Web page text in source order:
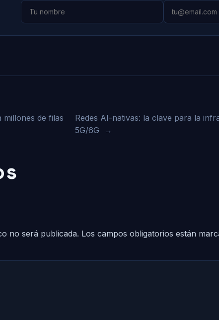
millones de filas
Redes AI-nativas: la clave para la
5G/6G
→
no será publicada. Los campos obligatorios están